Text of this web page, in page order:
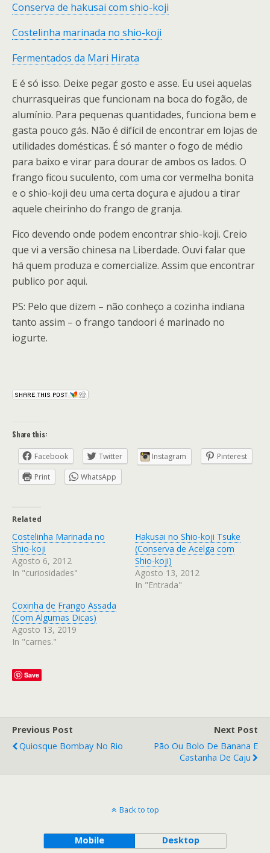
Conserva de hakusai com shio-koji
Costelinha marinada no shio-koji
Fermentados da Mari Hirata
E é só isso. Deixe pegar gosto e asse. Eu usei aquelas
churrasqueiras que funcionam na boca do fogão, de
alumínio. Para pequenas quantidades, funciona bem e
gasta pouco gás. Não é difícil de encontrar em lojas de
utilidades domésticas. É só manter o fogo de médio
para baixo e virar para dourar de ambos os lados. O
frango ficou suculento, com uma cor vermelha bonita
e o shio-koji deu uma certa doçura e ajudou a tirar
aquele cheirinho do frango de granja.
Fico devendo onde podem encontrar shio-koji. Creio
que vi a versão chinesa na Liberdade. Ouvi falar que
há quem produza e comercialize. Assim que encontrar
publico por aqui.
PS: Pelo que dizem – não conheço a cozinha indiana
tanto assim – o frango tandoori é marinado no
iogurte.
Share this:
Facebook Twitter Instagram
Pinterest
Print
WhatsApp
Related
Costelinha Marinada no
Shio-koji
Agosto 6, 2012
In "curiosidades"
Hakusai no Shio-koji Tsuke
(Conserva de Acelga com
Shio-koji)
Agosto 13, 2012
In "Entrada"
Coxinha de Frango Assada
(Com Algumas Dicas)
Agosto 13, 2019
In "carnes."
Save
Previous Post
Quiosque Bombay No Rio
Next Post
Pão Ou Bolo De Banana E
Castanha De Caju
Back to top
Mobile Desktop